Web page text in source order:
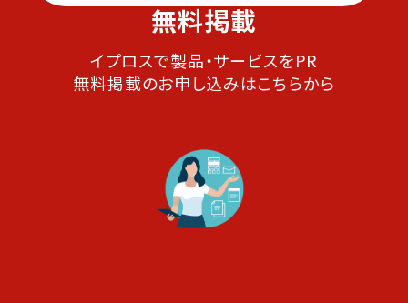
無料掲載
イプロスで製品・サービスをPR
無料掲載のお申し込みはこちらから